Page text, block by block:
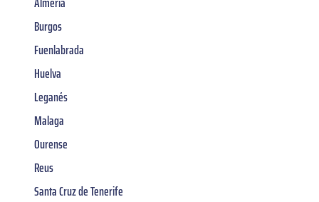
Burgos
Fuenlabrada
Huelva
Leganés
Malaga
Ourense
Reus
Santa Cruz de Tenerife